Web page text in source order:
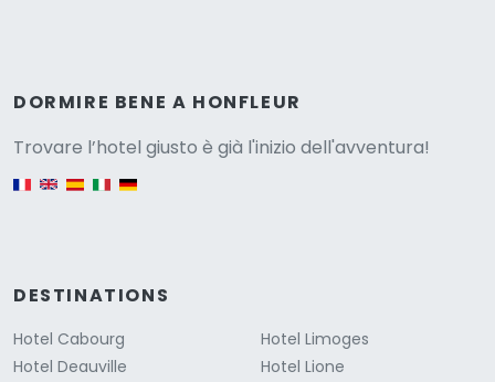
DORMIRE BENE A HONFLEUR
Trovare l’hotel giusto è già l'inizio dell'avventura!
English version
DESTINATIONS
Hotel Cabourg
Hotel Deauville
Hotel Limoges
Hotel Lione